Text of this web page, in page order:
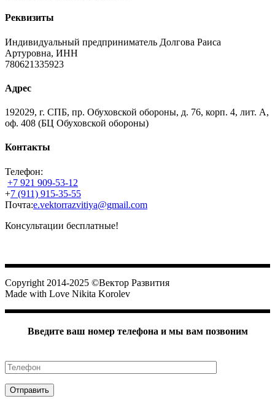
Реквизиты
Индивидуальный предприниматель Долгова Раиса
Артуровна, ИНН
780621335923
Адрес
192029, г. СПБ, пр. Обуховской обороны, д. 76, корп. 4, лит. А,
оф. 408 (БЦ Обуховской обороны)
Контакты
Телефон:
+7 921 909-53-12
+7 (911) 915-35-55
Почта:e.vektorrazvitiya@gmail.com
Консультации бесплатные!
Copyright 2014-2025 ©Вектор Развития
Made with Love Nikita Korolev
Введите ваш номер телефона и мы вам позвоним
Отправить